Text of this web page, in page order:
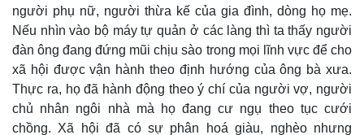
người phụ nữ, người thừa kế của gia đình, dòng họ mẹ.
Nếu nhìn vào bộ máy tự quản ở các làng thì ta thấy người
đàn ông đang đứng mũi chịu sào trong mọi lĩnh vực để cho
xã hội được vận hành theo định hướng của ông bà xưa.
Thực ra, họ đã hành động theo ý chí của người vợ, người
chủ nhân ngôi nhà mà họ đang cư ngụ theo tục cưới
chồng. Xã hội đã có sự phân hoá giàu, nghèo nhưng